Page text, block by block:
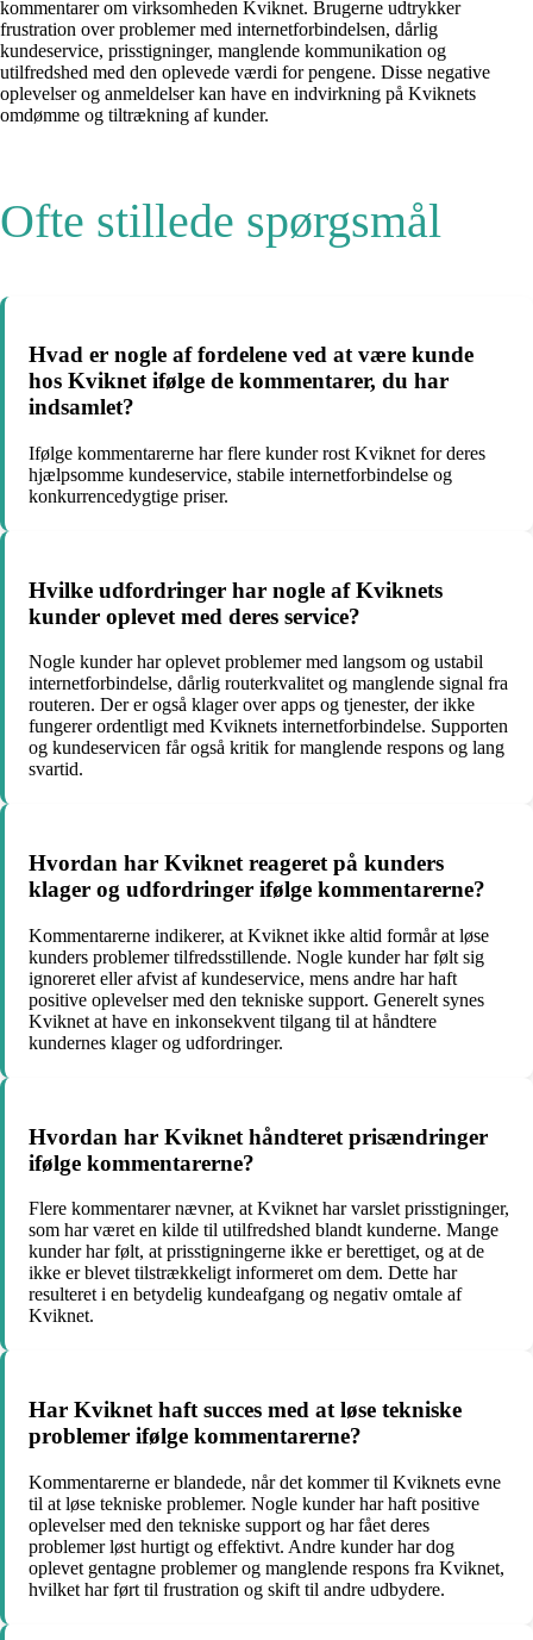
kommentarer om virksomheden Kviknet. Brugerne udtrykker
frustration over problemer med internetforbindelsen, dårlig
kundeservice, prisstigninger, manglende kommunikation og
utilfredshed med den oplevede værdi for pengene. Disse negative
oplevelser og anmeldelser kan have en indvirkning på Kviknets
omdømme og tiltrækning af kunder.
Ofte stillede spørgsmål
Hvad er nogle af fordelene ved at være kunde
hos Kviknet ifølge de kommentarer, du har
indsamlet?
Ifølge kommentarerne har flere kunder rost Kviknet for deres
hjælpsomme kundeservice, stabile internetforbindelse og
konkurrencedygtige priser.
Hvilke udfordringer har nogle af Kviknets
kunder oplevet med deres service?
Nogle kunder har oplevet problemer med langsom og ustabil
internetforbindelse, dårlig routerkvalitet og manglende signal fra
routeren. Der er også klager over apps og tjenester, der ikke
fungerer ordentligt med Kviknets internetforbindelse. Supporten
og kundeservicen får også kritik for manglende respons og lang
svartid.
Hvordan har Kviknet reageret på kunders
klager og udfordringer ifølge kommentarerne?
Kommentarerne indikerer, at Kviknet ikke altid formår at løse
kunders problemer tilfredsstillende. Nogle kunder har følt sig
ignoreret eller afvist af kundeservice, mens andre har haft
positive oplevelser med den tekniske support. Generelt synes
Kviknet at have en inkonsekvent tilgang til at håndtere
kundernes klager og udfordringer.
Hvordan har Kviknet håndteret prisændringer
ifølge kommentarerne?
Flere kommentarer nævner, at Kviknet har varslet prisstigninger,
som har været en kilde til utilfredshed blandt kunderne. Mange
kunder har følt, at prisstigningerne ikke er berettiget, og at de
ikke er blevet tilstrækkeligt informeret om dem. Dette har
resulteret i en betydelig kundeafgang og negativ omtale af
Kviknet.
Har Kviknet haft succes med at løse tekniske
problemer ifølge kommentarerne?
Kommentarerne er blandede, når det kommer til Kviknets evne
til at løse tekniske problemer. Nogle kunder har haft positive
oplevelser med den tekniske support og har fået deres
problemer løst hurtigt og effektivt. Andre kunder har dog
oplevet gentagne problemer og manglende respons fra Kviknet,
hvilket har ført til frustration og skift til andre udbydere.